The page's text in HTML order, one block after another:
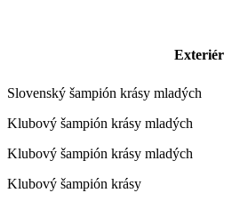
Exteriér
Slovenský šampión krásy mladých
Klubový šampión krásy mladých
Klubový šampión krásy mladých
Klubový šampión krásy